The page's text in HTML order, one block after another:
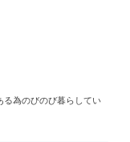
る為のびのび暮らしてい